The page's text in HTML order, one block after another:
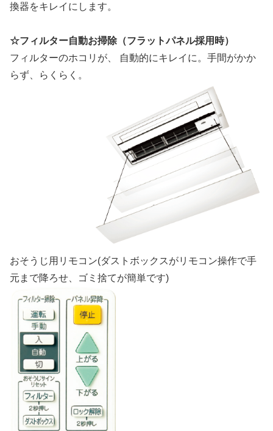
換器をキレイにします。
☆フィルター⾃動お掃除（フラットパネル採用時）
フィルターのホコリが、 自動的にキレイに。手間がかか
らず、らくらく。
おそうじ用リモコン(ダストボックスがリモコン操作で手
元まで降ろせ、ゴミ捨てが簡単です)